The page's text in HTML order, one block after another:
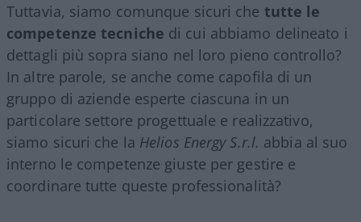
Tuttavia, siamo comunque sicuri che tutte le
competenze tecniche di cui abbiamo delineato i
dettagli più sopra siano nel loro pieno controllo?
In altre parole, se anche come capofila di un
gruppo di aziende esperte ciascuna in un
particolare settore progettuale e realizzativo,
siamo sicuri che la Helios Energy S.r.l. abbia al suo
interno le competenze giuste per gestire e
coordinare tutte queste professionalità?